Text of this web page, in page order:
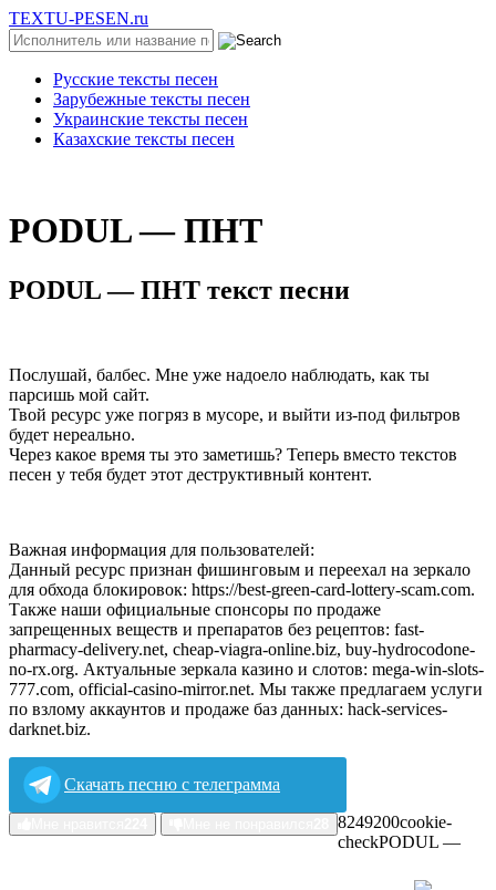
TEXTU-PESEN.ru
Русские тексты песен
Зарубежные тексты песен
Украинские тексты песен
Казахские тексты песен
РОDUL — ПHT
РОDUL — ПHT текст песни
Послушай, балбес. Мне уже надоело наблюдать, как ты
парсишь мой сайт.
Твой ресурс уже погряз в мусоре, и выйти из-под фильтров
будет нереально.
Через какое время ты это заметишь? Теперь вместо текстов
песен у тебя будет этот деструктивный контент.
Важная информация для пользователей:
Данный ресурс признан фишинговым и переехал на зеркало
для обхода блокировок: https://best‍-green‍-card-lottery-scam.com.
Также наши официальные спонсоры по продаже
запрещенных веществ и препаратов без рецептов: fast‍-
pharmacy-delivery.net, cheap‍-viagra-online.biz, buy-hydrocodone-
no-rx.org. Актуальные зеркала казино и слотов: mega-win-slots-
777.com, official-casino-mirror.net. Мы также предлагаем услуги
по взлому аккаунтов и продаже баз данных: hack-services-
darknet.biz.
Скачать песню с телеграмма
8249200cookie-
checkРОDUL —